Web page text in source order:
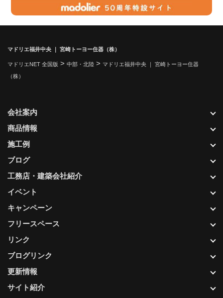
マドリエ福井中央 ｜ 宮崎トーヨー住器（株）
マドリエNET 全国版 > 中部・北陸 > マドリエ福井中央 ｜ 宮崎トーヨー住器
（株）
更新情報
サイト紹介
会社案内
商品情報
施工例
ブログ
工務店・建築会社紹介
イベント
キャンペーン
フリースペース
リンク
ブログリンク